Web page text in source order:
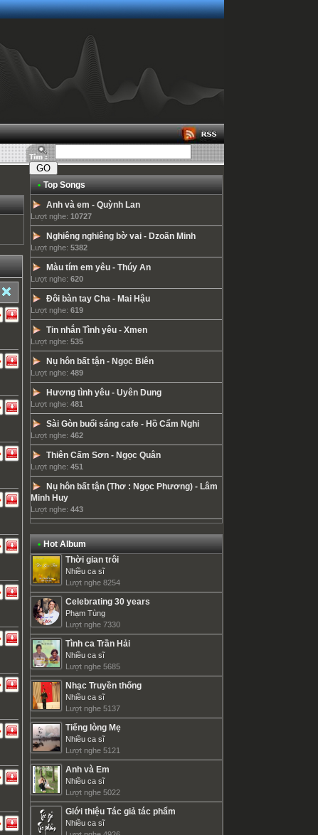
• Top Songs
Anh và em - Quỳnh Lan
Lượt nghe: 10727
Nghiêng nghiêng bờ vai - Dzoãn Minh
Lượt nghe: 5382
Màu tím em yêu - Thúy An
Lượt nghe: 620
Đôi bàn tay Cha - Mai Hậu
Lượt nghe: 619
Tin nhắn Tình yêu - Xmen
Lượt nghe: 535
Nụ hôn bất tận - Ngọc Biên
Lượt nghe: 489
Hương tình yêu - Uyên Dung
Lượt nghe: 481
Sài Gòn buổi sáng cafe - Hồ Cẩm Nghi
Lượt nghe: 462
Thiên Cấm Sơn - Ngọc Quân
Lượt nghe: 451
Nụ hôn bất tận (Thơ : Ngọc Phương) - Lâm
Minh Huy
Lượt nghe: 443
• Hot Album
Thời gian trôi
Nhiều ca sĩ
Lượt nghe 8254
Celebrating 30 years
Phạm Tùng
Lượt nghe 7330
Tình ca Trần Hải
Nhiều ca sĩ
Lượt nghe 5685
Nhạc Truyền thống
Nhiều ca sĩ
Lượt nghe 5137
Tiếng lòng Mẹ
Nhiều ca sĩ
Lượt nghe 5121
Anh và Em
Nhiều ca sĩ
Lượt nghe 5022
Giới thiệu Tác giả tác phẩm
Nhiều ca sĩ